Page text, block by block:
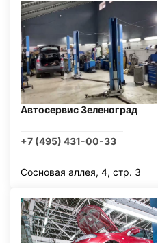
Автосервис Зеленоград
+7 (495) 431-00-33
Сосновая аллея, 4, стр. 3